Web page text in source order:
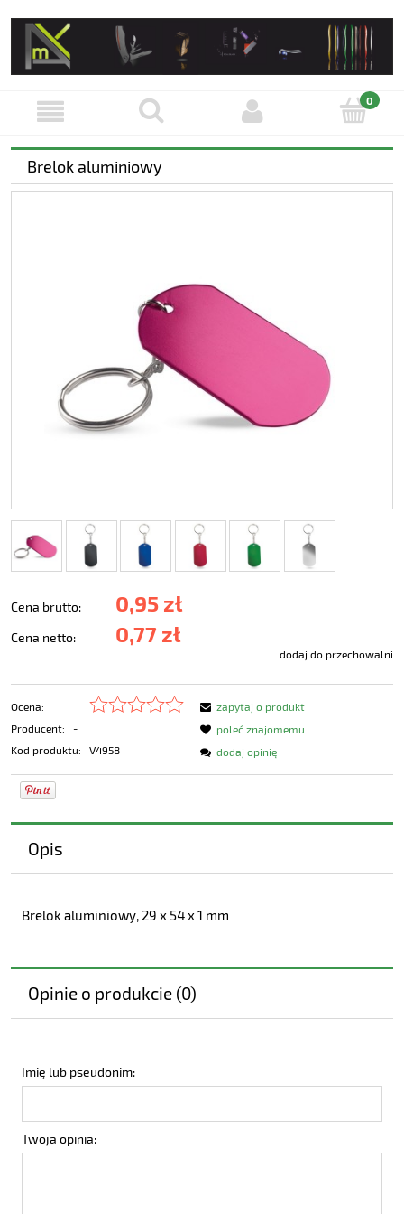
Brelok aluminiowy
Cena brutto: 0,95 zł
Cena netto: 0,77 zł
dodaj do przechowalni
Ocena:
Producent:
-
Kod produktu:
V4958
zapytaj o produkt
poleć znajomemu
dodaj opinię
Opis
Brelok aluminiowy, 29 x 54 x 1 mm
Opinie o produkcie (0)
Imię lub pseudonim:
Twoja opinia: